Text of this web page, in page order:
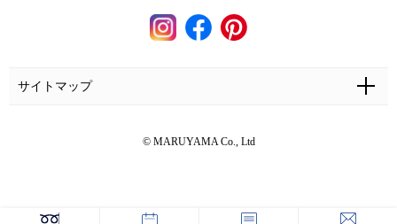
サイトマップ
© MARUYAMA Co., Ltd